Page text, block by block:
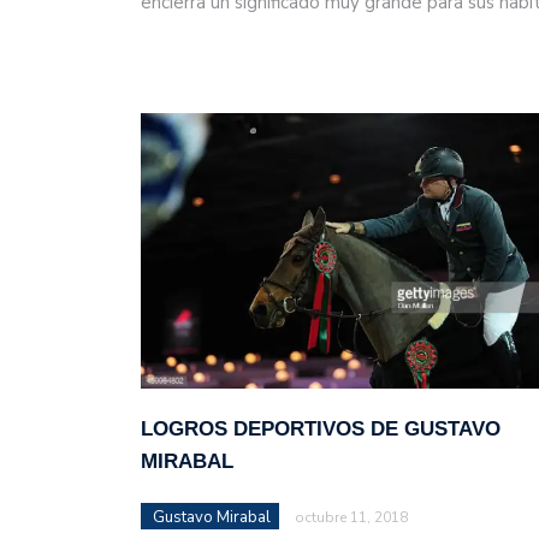
LOGROS DEPORTIVOS DE GUSTAVO
MIRABAL
Gustavo Mirabal octubre 11, 2018